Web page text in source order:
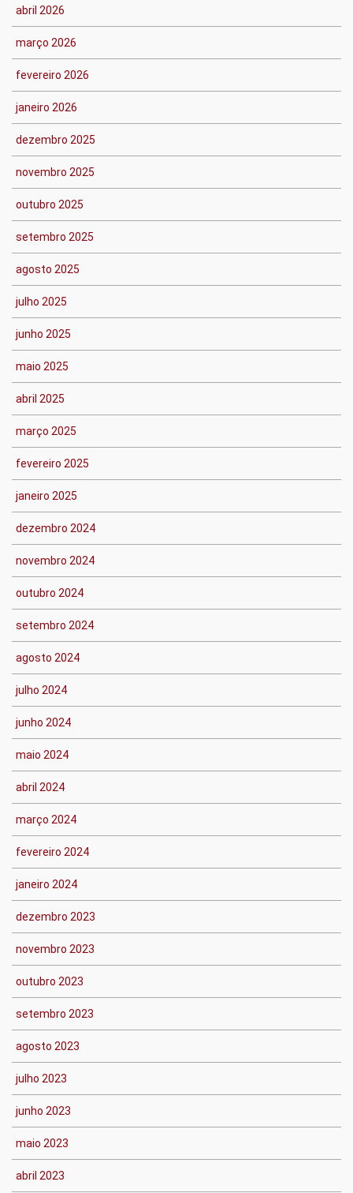
abril 2026
março 2026
fevereiro 2026
janeiro 2026
dezembro 2025
novembro 2025
outubro 2025
setembro 2025
agosto 2025
julho 2025
junho 2025
maio 2025
abril 2025
março 2025
fevereiro 2025
janeiro 2025
dezembro 2024
novembro 2024
outubro 2024
setembro 2024
agosto 2024
julho 2024
junho 2024
maio 2024
abril 2024
março 2024
fevereiro 2024
janeiro 2024
dezembro 2023
novembro 2023
outubro 2023
setembro 2023
agosto 2023
julho 2023
junho 2023
maio 2023
abril 2023